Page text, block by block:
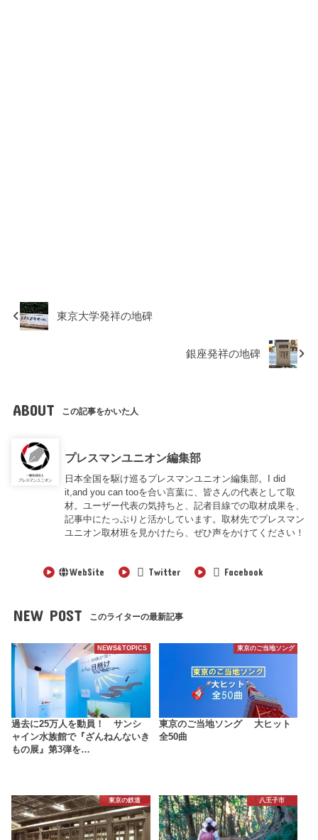
東京大学発祥の地碑
銀座発祥の地碑
ABOUT この記事をかいた人
プレスマンユニオン編集部
日本全国を駆け巡るプレスマンユニオン編集部。I did
it,and you can tooを合い言葉に、皆さんの代表として取
材。ユーザー代表の気持ちと、記者目線での取材成果を、
記事中にたっぷりと活かしています。取材先でプレスマン
ユニオン取材班を見かけたら、ぜひ声をかけてください！
WebSite Twitter Facebook
NEW POST このライターの最新記事
NEWS&TOPICS
過去に25万人を動員！ サンシ
ャイン水族館で『ざんねんないき
もの展』第3弾を…
東京のご当地ソング
東京のご当地ソング 大ヒット
全50曲
東京の鉄道 八王子市